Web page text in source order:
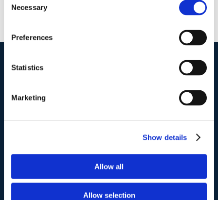
Selection
Necessary
Preferences
Statistics
Marketing
Show details
Allow all
Allow selection
Telefono.